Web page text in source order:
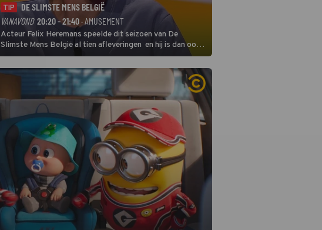
TIP
DE SLIMSTE MENS BELGIË
VANAVOND 20:20 - 21:40 · AMUSEMENT
Acteur Felix Heremans speelde dit seizoen van De
Slimste Mens België al tien afleveringen en hij is dan ook
de grote favoriet in deze seizoensfinale. En er is
Nederlandse inbreng, want komiek Soundos El Ahmadi
neemt plaats aan de jurytafel.